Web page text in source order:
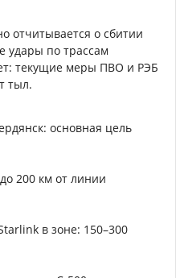
отчитывается о сбитии
удары по трассам
текущие меры ПВО и РЭБ
тыл.
основная цель
200 км от линии
в зоне: 150–300